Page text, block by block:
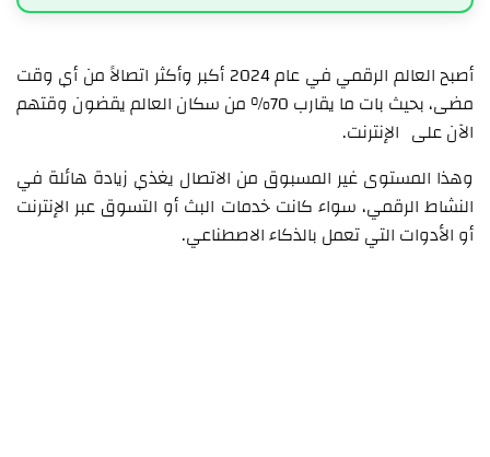
أصبح العالم الرقمي في عام 2024 أكبر وأكثر اتصالاً من أي وقت
مضى، بحيث بات ما يقارب 70٪ من سكان العالم يقضون وقتهم
الآن على الإنترنت.
وهذا المستوى غير المسبوق من الاتصال يغذي زيادة هائلة في
النشاط الرقمي، سواء كانت خدمات البث أو التسوق عبر الإنترنت
أو الأدوات التي تعمل بالذكاء الاصطناعي.